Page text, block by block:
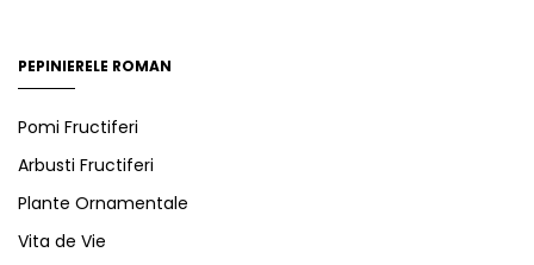
PEPINIERELE ROMAN
Pomi Fructiferi
Arbusti Fructiferi
Plante Ornamentale
Vita de Vie